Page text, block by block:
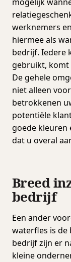
werknemers
hiermee als
bedrijf. Iedere
gebruikt, komt
De gehele
niet alleen
betrokkenen
potentiële
goede kleuren
dat u overal
Breed
bedrijf
Een ander
waterfles is de
bedrijf zijn er
kleine